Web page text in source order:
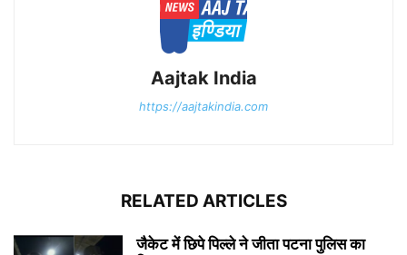
Aajtak India
https://aajtakindia.com
RELATED ARTICLES
जैकेट में छिपे पिल्ले ने जीता पटना पुलिस का